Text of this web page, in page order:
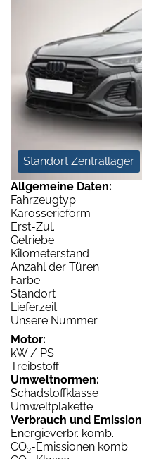
Standort Zentrallager
Allgemeine Daten:
Fahrzeugtyp
Karosserieform
Erst-Zul.
Getriebe
Kilometerstand
Anzahl der Türen
Farbe
Standort
Lieferzeit
Unsere Nummer
Motor:
kW / PS
Treibstoff
Umweltnormen:
Schadstoffklasse
Umweltplakette
Verbrauch und
Energieverbr. komb.
CO2-Emissionen komb.